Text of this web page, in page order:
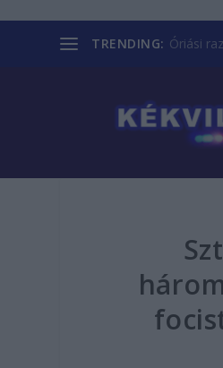
TRENDING: Óriási